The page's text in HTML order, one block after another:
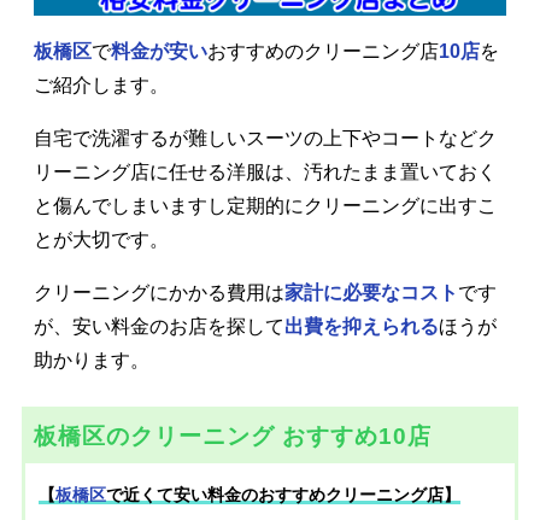
板橋区で料金が安いおすすめのクリーニング店10店を
ご紹介します。
自宅で洗濯するが難しいスーツの上下やコートなどク
リーニング店に任せる洋服は、汚れたまま置いておく
と傷んでしまいますし定期的にクリーニングに出すこ
とが大切です。
クリーニングにかかる費用は家計に必要なコスト です
が、安い料金のお店を探して出費を抑えられるほうが
助かります。
板橋区のクリーニング おすすめ10店
【板橋区で近くて安い料金のおすすめクリーニング店】